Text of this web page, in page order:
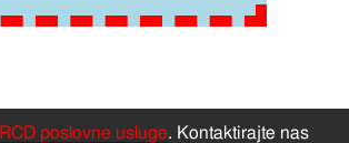
RCD poslovne usluge. Kontaktirajte nas